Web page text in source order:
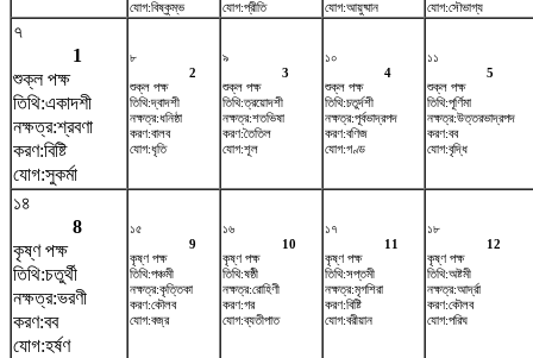
যোগ:বিষ্কুম্ভ
যোগ:প্রীতি
যোগ:আয়ুষ্মান
যোগ:সৌভাগ্য
৭
1
শুক্ল পক্ষ
তিথি:একাদশী
নক্ষত্র:শ্রবণা
করণ:বিষ্টি
যোগ:সুকর্মা
৮
2
শুক্ল পক্ষ
তিথি:দ্বাদশী
নক্ষত্র:ধনিষ্ঠা
করণ:বালব
যোগ:ধৃতি
৯
3
শুক্ল পক্ষ
তিথি:ত্রয়োদশী
নক্ষত্র:শতভিষ‌া
করণ:তৈতিল
যোগ:শূল
১০
4
শুক্ল পক্ষ
তিথি:চতুর্দশী
নক্ষত্র:পূর্বভাদ্রপদ
করণ:বণিজ
যোগ:গণ্ড
১১
5
শুক্ল পক্ষ
তিথি:পূর্ণিমা
নক্ষত্র:উত্তরভাদ্রপদ
করণ:বব
যোগ:বৃদ্ধি
১৪
8
কৃষ্ণ পক্ষ
তিথি:চতুর্থী
নক্ষত্র:ভরণী
করণ:বব
যোগ:হর্ষণ
১৫
9
কৃষ্ণ পক্ষ
তিথি:পঞ্চমী
নক্ষত্র:কৃত্তিকা
করণ:কৌলব
যোগ:বজ্র
১৬
10
কৃষ্ণ পক্ষ
তিথি:ষষ্ঠী
নক্ষত্র:রোহিণী
করণ:গর
যোগ:ব্যতীপাত
১৭
11
কৃষ্ণ পক্ষ
তিথি:সপ্তমী
নক্ষত্র:মৃগশিরা
করণ:বিষ্টি
যোগ:বরীয়ান
১৮
12
কৃষ্ণ পক্ষ
তিথি:অষ্টমী
নক্ষত্র:আর্দ্রা
করণ:কৌলব
যোগ:পরিঘ